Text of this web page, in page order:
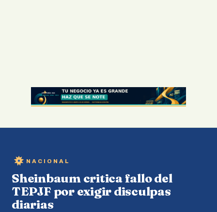
NACIONAL
Sheinbaum critica fallo del
TEPJF por exigir disculpas
diarias